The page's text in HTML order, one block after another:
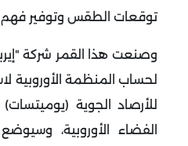
توقعات الطقس وتوفير
وصنعت هذا القمر شركة
لحساب المنظمة الأوروبية
للأرصاد الجوية
الفضاء الأوروبية،